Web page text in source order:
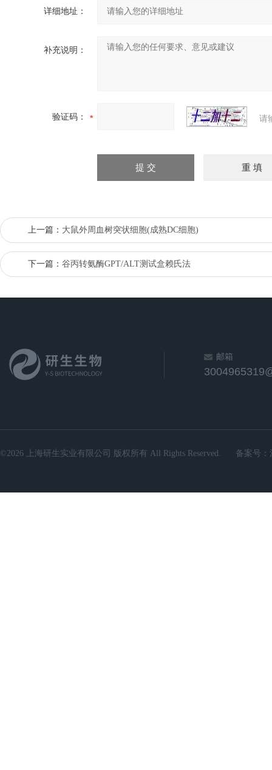
详细地址：
补充说明：
验证码： 请
上一篇： 大鼠外周血树突状细胞(成熟DC细胞)
下一篇： 谷丙转氨酶GPT/ALT测试盒赖氏法
邮箱
©2026 上海研生实业有限公司 版权所有 All Rights Reserved. 备案号：